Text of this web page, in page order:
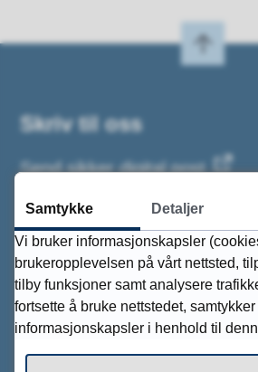
Skriv til oss
Send sikker digital post
Send e-post
Postadresse
Tvedestrand kommune
Sektor/avdeling
Samtykke Detaljer
Vi bruker informasjonskapsler
brukeropplevelsen på vårt nettsted,
tilby funksjoner samt analysere
fortsette å bruke nettstedet,
informasjonskapsler i henhold til